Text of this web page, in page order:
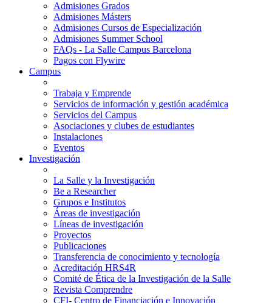
Admisiones Grados
Admisiones Másters
Admisiones Cursos de Especialización
Admisiones Summer School
FAQs - La Salle Campus Barcelona
Pagos con Flywire
Campus
Trabaja y Emprende
Servicios de información y gestión académica
Servicios del Campus
Asociaciones y clubes de estudiantes
Instalaciones
Eventos
Investigación
La Salle y la Investigación
Be a Researcher
Grupos e Institutos
Áreas de investigación
Líneas de investigación
Proyectos
Publicaciones
Transferencia de conocimiento y tecnología
Acreditación HRS4R
Comité de Ética de la Investigación de la Salle
Revista Comprendre
CFI- Centro de Financiación e Innovación